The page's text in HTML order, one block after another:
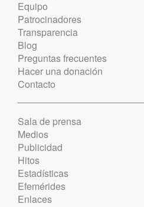
Equipo
Patrocinadores
Transparencia
Blog
Preguntas frecuentes
Hacer una donación
Contacto
Sala de prensa
Medios
Publicidad
Hitos
Estadísticas
Efemérides
Enlaces